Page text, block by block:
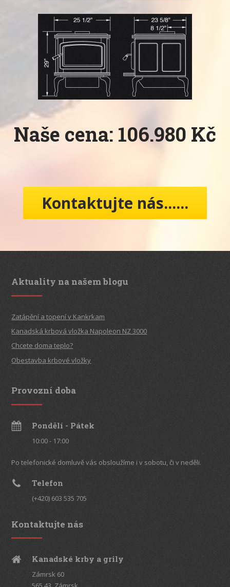
Naše cena: 106.980 Kč
Kontaktujte nás......
Aktuality na našem blogu
Zatápění a topení v Kankrkam
Kanadská krbová vložka Napoleon NZ 3000
Chcete doma teplo?
Obestavba krbové vložky
Provozní doba
Pondělí - Pátek
10:00 - 17:00
Po telefonické domluvě vás obsloužíme i v sobotu, či v neděli.
Telefon
(+420) 603 535 705
Kontaktujte nás
Kanadské krby a grily
Zámrsk 60